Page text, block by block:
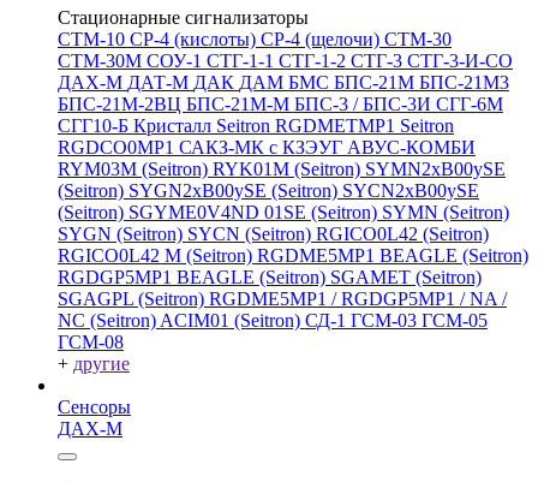
Стационарные сигнализаторы
СТМ-10 СР-4 (кислоты) СР-4 (щелочи) СТМ-30
СТМ-30М СОУ-1 СТГ-1-1 СТГ-1-2 СТГ-3 СТГ-3-И-CO
ДАХ-М ДАТ-М ДАК ДАМ БМС БПС-21М БПС-21М3
БПС-21М-2ВЦ БПС-21М-М БПС-3 / БПС-3И СГГ-6М
СГГ10-Б Кристалл Seitron RGDMETMP1 Seitron
RGDCO0MP1 САКЗ-МК с КЗЭУГ АВУС-КОМБИ
RYM03M (Seitron) RYK01M (Seitron) SYMN2хB00ySE
(Seitron) SYGN2xB00ySE (Seitron) SYCN2xB00ySE
(Seitron) SGYME0V4ND 01SE (Seitron) SYMN (Seitron)
SYGN (Seitron) SYCN (Seitron) RGICO0L42 (Seitron)
RGICO0L42 M (Seitron) RGDME5MP1 BEAGLE (Seitron)
RGDGP5MP1 BEAGLE (Seitron) SGAMET (Seitron)
SGAGPL (Seitron) RGDME5MP1 / RGDGP5MP1 / NA /
NC (Seitron) ACIM01 (Seitron) СД-1 ГСМ-03 ГСМ-05
ГСМ-08
+ другие
Сенсоры
ДАХ-М